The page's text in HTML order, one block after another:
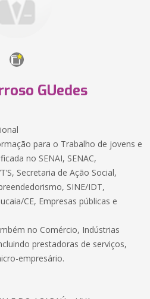
GUedes
para o Trabalho de jovens e
no SENAI, SENAC,
Secretaria de Ação Social,
SINE/IDT,
CE, Empresas públicas e
no Comércio, Indústrias
prestadoras de serviços,
empresário.